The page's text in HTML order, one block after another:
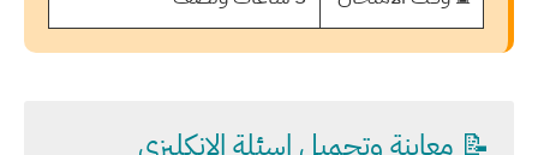
📝 معاينة وتحميل اسئلة الانكليزي